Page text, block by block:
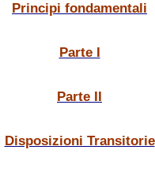
Principi fondamentali
Parte I
Parte II
Disposizioni Transitorie